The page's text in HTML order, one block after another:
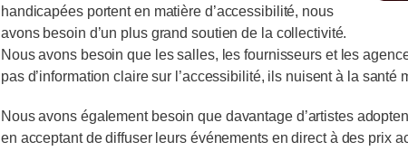
handicapées portent en matière d’accessibilité, nous
avons besoin d’un plus grand soutien de la collectivité.
Nous avons besoin que les salles, les fournisseurs et les
pas d’information claire sur l’accessibilité, ils nuisent à la
Nous avons également besoin que davantage d’artistes
en acceptant de diffuser leurs événements en direct à des prix